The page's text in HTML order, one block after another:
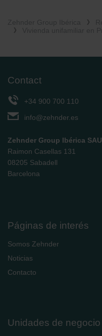
Contact
+34 900 700 110
info@zehnder.es
Zehnder Group Ibérica SAU
Raimon Casellas 131
08205 Sabadell
Barcelona
Páginas de interés
Somos Zehnder
Noticias
Contacto
Unidades de negocio